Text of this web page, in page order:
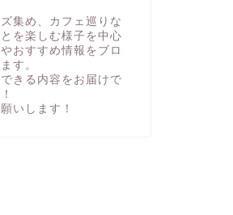
集め、カフェ巡りな
を楽しむ様子を中心
おすすめ情報をブロ
す。
きる内容をお届けで
いします！